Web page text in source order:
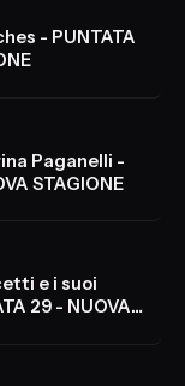
- PUNTATA
Paganelli -
STAGIONE
e i suoi
29 - NUOVA